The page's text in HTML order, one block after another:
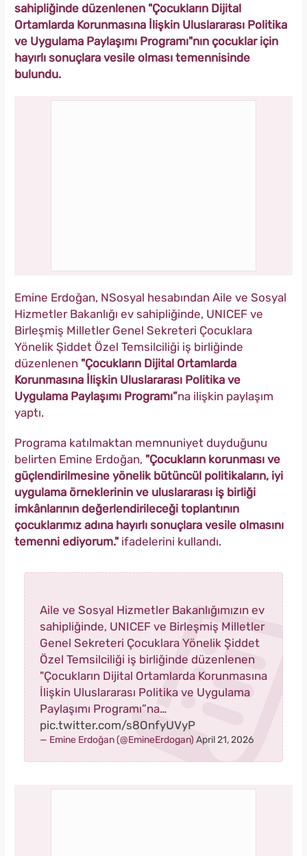
sahipliğinde düzenlenen "Çocukların Dijital
Ortamlarda Korunmasına İlişkin Uluslararası Politika
ve Uygulama Paylaşımı Programı"nın çocuklar için
hayırlı sonuçlara vesile olması temennisinde
bulundu.
Emine Erdoğan, NSosyal hesabından Aile ve Sosyal
Hizmetler Bakanlığı ev sahipliğinde, UNICEF ve
Birleşmiş Milletler Genel Sekreteri Çocuklara
Yönelik Şiddet Özel Temsilciliği iş birliğinde
düzenlenen "Çocukların Dijital Ortamlarda
Korunmasına İlişkin Uluslararası Politika ve
Uygulama Paylaşımı Programı”na ilişkin paylaşım
yaptı.
Programa katılmaktan memnuniyet duyduğunu
belirten Emine Erdoğan, "Çocukların korunması ve
güçlendirilmesine yönelik bütüncül politikaların, iyi
uygulama örneklerinin ve uluslararası iş birliği
imkânlarının değerlendirileceği toplantının
çocuklarımız adına hayırlı sonuçlara vesile olmasını
temenni ediyorum." ifadelerini kullandı.
Aile ve Sosyal Hizmetler Bakanlığımızın ev
sahipliğinde, UNICEF ve Birleşmiş Milletler
Genel Sekreteri Çocuklara Yönelik Şiddet
Özel Temsilciliği iş birliğinde düzenlenen
"Çocukların Dijital Ortamlarda Korunmasına
İlişkin Uluslararası Politika ve Uygulama
Paylaşımı Programı”na…
pic.twitter.com/s8OnfyUVyP
— Emine Erdoğan (@EmineErdogan) April 21, 2026